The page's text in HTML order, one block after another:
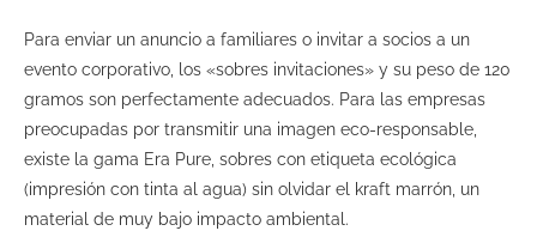
Para enviar un anuncio a familiares o invitar a socios a un
evento corporativo, los «sobres invitaciones» y su peso de 120
gramos son perfectamente adecuados. Para las empresas
preocupadas por transmitir una imagen eco-responsable,
existe la gama Era Pure, sobres con etiqueta ecológica
(impresión con tinta al agua) sin olvidar el kraft marrón, un
material de muy bajo impacto ambiental.